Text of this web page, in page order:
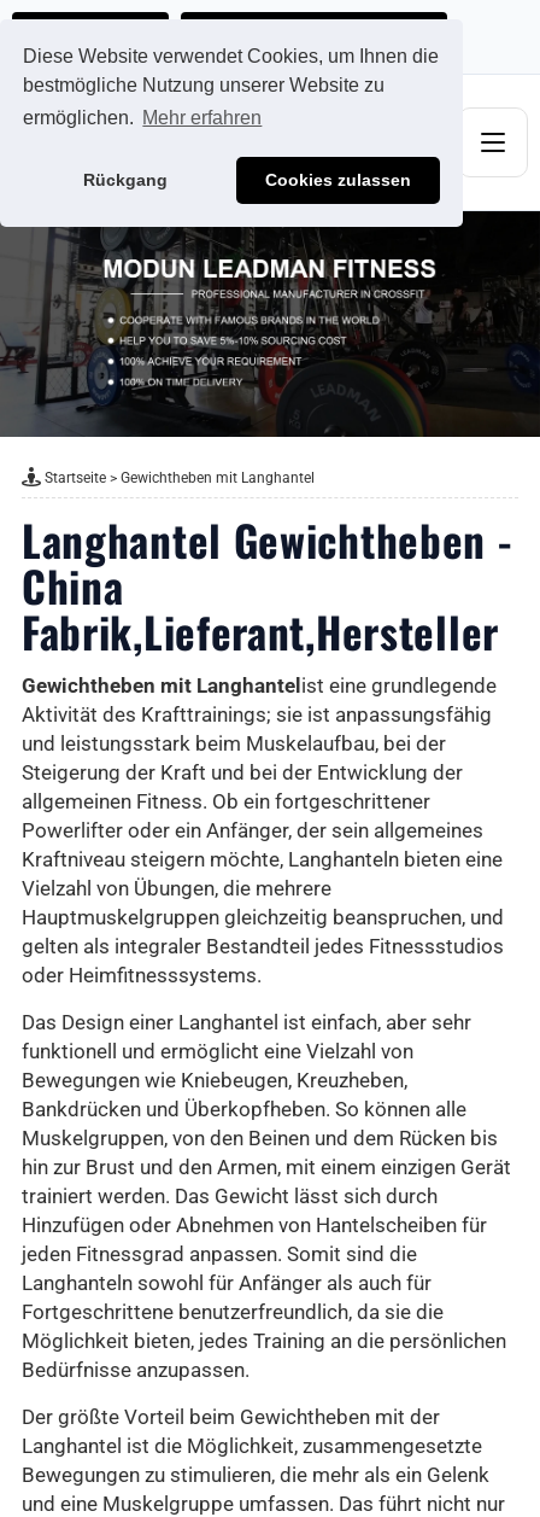
Diese Website verwendet Cookies, um Ihnen die
bestmögliche Nutzung unserer Website zu
ermöglichen. Mehr erfahren
Rückgang Cookies zulassen
Startseite> Gewichtheben mit Langhantel
Langhantel Gewichtheben -
China
Fabrik,Lieferant,Hersteller
Gewichtheben mit Langhantel ist eine grundlegende
Aktivität des Krafttrainings; sie ist anpassungsfähig
und leistungsstark beim Muskelaufbau, bei der
Steigerung der Kraft und bei der Entwicklung der
allgemeinen Fitness. Ob ein fortgeschrittener
Powerlifter oder ein Anfänger, der sein allgemeines
Kraftniveau steigern möchte, Langhanteln bieten eine
Vielzahl von Übungen, die mehrere
Hauptmuskelgruppen gleichzeitig beanspruchen, und
gelten als integraler Bestandteil jedes Fitnessstudios
oder Heimfitnesssystems.
Das Design einer Langhantel ist einfach, aber sehr
funktionell und ermöglicht eine Vielzahl von
Bewegungen wie Kniebeugen, Kreuzheben,
Bankdrücken und Überkopfheben. So können alle
Muskelgruppen, von den Beinen und dem Rücken bis
hin zur Brust und den Armen, mit einem einzigen Gerät
trainiert werden. Das Gewicht lässt sich durch
Hinzufügen oder Abnehmen von Hantelscheiben für
jeden Fitnessgrad anpassen. Somit sind die
Langhanteln sowohl für Anfänger als auch für
Fortgeschrittene benutzerfreundlich, da sie die
Möglichkeit bieten, jedes Training an die persönlichen
Bedürfnisse anzupassen.
Der größte Vorteil beim Gewichtheben mit der
Langhantel ist die Möglichkeit, zusammengesetzte
Bewegungen zu stimulieren, die mehr als ein Gelenk
und eine Muskelgruppe umfassen. Das führt nicht nur